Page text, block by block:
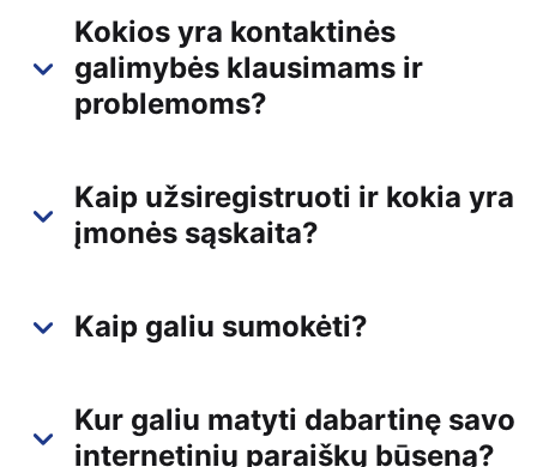
Kokios yra kontaktinės
galimybės klausimams ir
problemoms?
Kaip užsiregistruoti ir kokia yra
įmonės sąskaita?
Kaip galiu sumokėti?
Kur galiu matyti dabartinę savo
internetinių paraiškų būseną?